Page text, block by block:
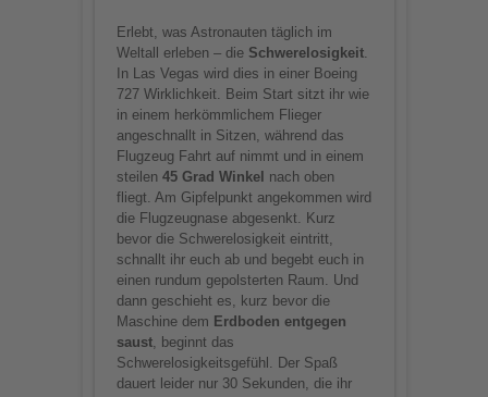
Erlebt, was Astronauten täglich im
Weltall erleben – die Schwerelosigkeit.
In Las Vegas wird dies in einer Boeing
727 Wirklichkeit. Beim Start sitzt ihr wie
in einem herkömmlichem Flieger
angeschnallt in Sitzen, während das
Flugzeug Fahrt auf nimmt und in einem
steilen 45 Grad Winkel nach oben
fliegt. Am Gipfelpunkt angekommen wird
die Flugzeugnase abgesenkt. Kurz
bevor die Schwerelosigkeit eintritt,
schnallt ihr euch ab und begebt euch in
einen rundum gepolsterten Raum. Und
dann geschieht es, kurz bevor die
Maschine dem Erdboden entgegen
saust, beginnt das
Schwerelosigkeitsgefühl. Der Spaß
dauert leider nur 30 Sekunden, die ihr